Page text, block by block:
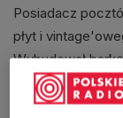
Posiadacz
płyt i
Wybudował
już zawsze mieć